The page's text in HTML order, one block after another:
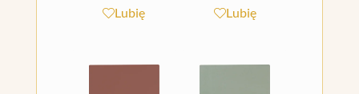
Lubię Lubię